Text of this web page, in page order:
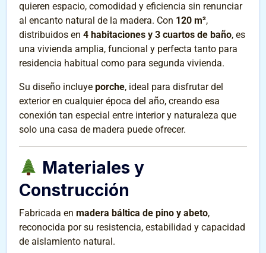
quieren espacio, comodidad y eficiencia sin renunciar
al encanto natural de la madera. Con 120 m²,
distribuidos en 4 habitaciones y 3 cuartos de baño, es
una vivienda amplia, funcional y perfecta tanto para
residencia habitual como para segunda vivienda.
Su diseño incluye porche, ideal para disfrutar del
exterior en cualquier época del año, creando esa
conexión tan especial entre interior y naturaleza que
solo una casa de madera puede ofrecer.
Materiales y
Construcción
Fabricada en madera báltica de pino y abeto,
reconocida por su resistencia, estabilidad y capacidad
de aislamiento natural.